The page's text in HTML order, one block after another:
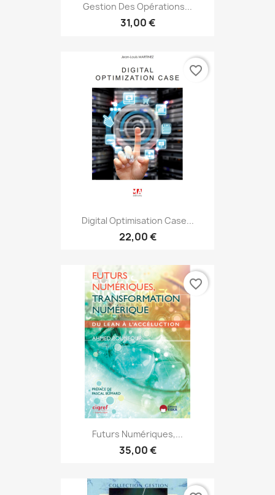
Gestion Des Opérations...
31,00 €
Digital Optimisation Case...
22,00 €
favorite_border
Futurs Numériques,...
35,00 €
favorite_border